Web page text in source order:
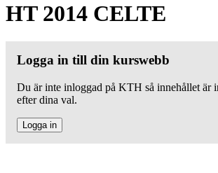
HT 2014 CELTE
Logga in till din kurswebb
Du är inte inloggad på KTH så innehållet är
efter dina val.
Logga in